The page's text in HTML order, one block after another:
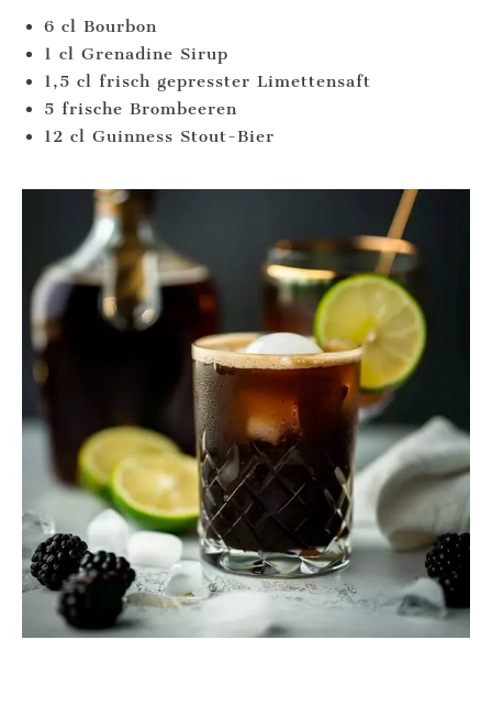
6 cl Bourbon
1 cl Grenadine Sirup
1,5 cl frisch gepresster Limettensaft
5 frische Brombeeren
12 cl Guinness Stout-Bier